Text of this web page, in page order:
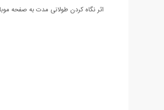
اثر نگاه کردن طولانی مدت به صفحه